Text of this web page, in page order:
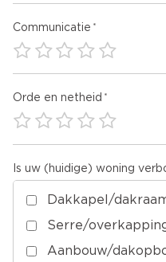
Communicatie
Orde en netheid
Is uw (huidige) woning
Dakkapel/
Serre/
Aanbouw/